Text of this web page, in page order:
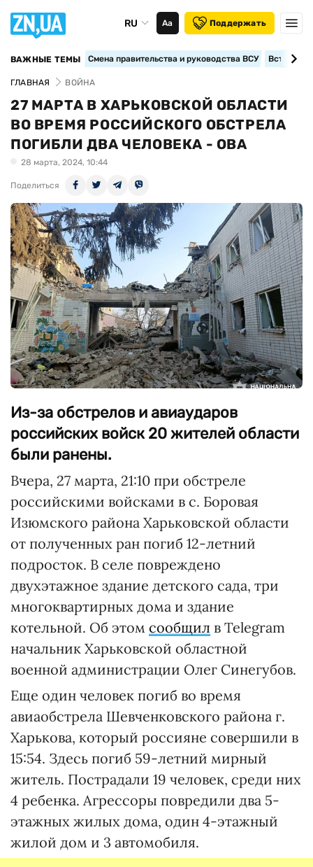
RU Аа Поддержать
ВАЖНЫЕ ТЕМЫ Смена правительства и руководства ВСУ
ГЛАВНАЯ ВОЙНА
27 МАРТА В ХАРЬКОВСКОЙ ОБЛАСТИ
ВО ВРЕМЯ РОССИЙСКОГО ОБСТРЕЛА
ПОГИБЛИ ДВА ЧЕЛОВЕКА - ОВА
28 марта, 2024, 10:44
Поделиться
Из-за обстрелов и авиаударов
российских войск 20 жителей области
были ранены.
Вчера, 27 марта, 21:10 при обстреле
российскими войсками в с. Боровая
Изюмского района Харьковской области
от полученных ран погиб 12-летний
подросток. В селе повреждено
двухэтажное здание детского сада, три
многоквартирных дома и здание
котельной. Об этом сообщил в Telegram
начальник Харьковской областной
военной администрации Олег Синегубов.
Еще один человек погиб во время
авиаобстрела Шевченковского района г.
Харькова, который россияне совершили в
15:54. Здесь погиб 59-летний мирный
житель. Пострадали 19 человек, среди них
4 ребенка. Агрессоры повредили два 5-
этажных жилых дома, один 4-этажный
жилой дом и 3 автомобиля.